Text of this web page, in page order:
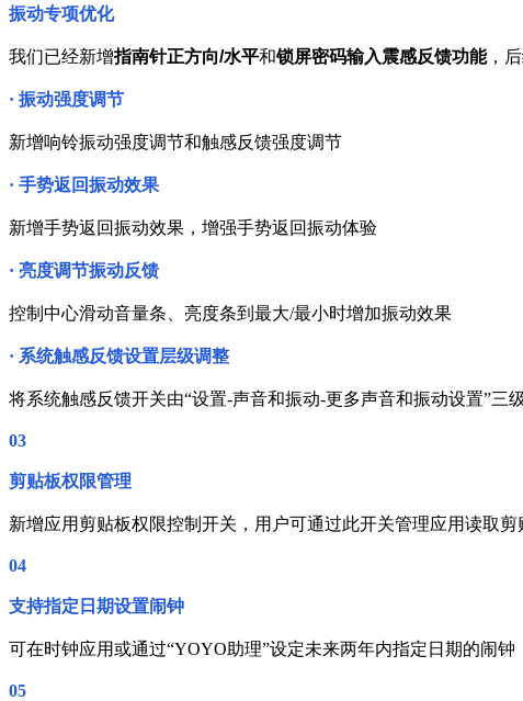
振动专项优化
我们已经新增指南针正方向/水平和锁屏密码输入震感反馈功能，
· 振动强度调节
新增响铃振动强度调节和触感反馈强度调节
· 手势返回振动效果
新增手势返回振动效果，增强手势返回振动体验
· 亮度调节振动反馈
控制中心滑动音量条、亮度条到最大/最小时增加振动效果
· 系统触感反馈设置层级调整
将系统触感反馈开关由“设置-声音和振动-更多声音和振动设置”三
03
剪贴板权限管理
新增应用剪贴板权限控制开关，用户可通过此开关管理应用读取剪
04
支持指定日期设置闹钟
可在时钟应用或通过“YOYO助理”设定未来两年内指定日期的闹钟
05